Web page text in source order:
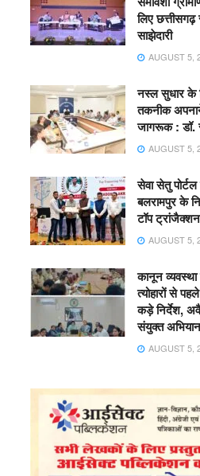
लिए
साझेदारी
AUGUST 5,
नस्ल सुधार के
तकनीक
जागरूक : डॉ.
AUGUST 5,
सेवा सेतु
बलरामपुर के
टॉप
AUGUST 5,
कानून
त्योहारों से
कड़े निर्देश,
संयुक्त अभियान
AUGUST 5,